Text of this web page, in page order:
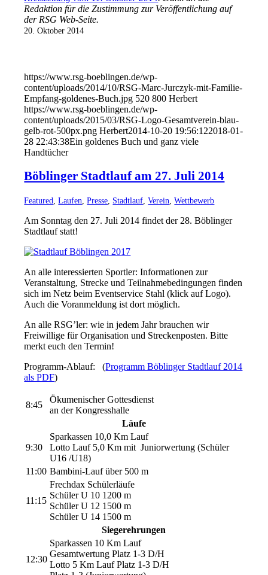
Redaktion für die Zustimmung zur Veröffentlichung auf
der RSG Web-Seite.
20. Oktober 2014
https://www.rsg-boeblingen.de/wp-
content/uploads/2014/10/RSG-Marc-Jurczyk-mit-Familie-
Empfang-goldenes-Buch.jpg 520 800 Herbert
https://www.rsg-boeblingen.de/wp-
content/uploads/2015/03/RSG-Logo-Gesamtverein-blau-
gelb-rot-500px.png Herbert2014-10-20 19:56:122018-01-
28 22:43:38Ein goldenes Buch und ganz viele
Handtücher
Böblinger Stadtlauf am 27. Juli 2014
Featured ,Laufen ,Presse Stadtlauf ,Verein ,Wettbewerb
Am Sonntag den 27. Juli 2014 findet der 28. Böblinger
Stadtlauf statt!
An alle interessierten Sportler: Informationen zur
Veranstaltung, Strecke und Teilnahmebedingungen finden
sich im Netz beim Eventservice Stahl (klick auf Logo).
Auch die Voranmeldung ist dort möglich.
An alle RSG’ler: wie in jedem Jahr brauchen wir
Freiwillige für Organisation und Streckenposten. Bitte
merkt euch den Termin!
Programm-Ablauf: (Programm Böblinger Stadtlauf 2014
als PDF)
8:45
Ökumenischer Gottesdienst
an der Kongresshalle
Läufe
9:30
Sparkassen 10,0 Km Lauf
Lotto Lauf 5,0 Km mit Juniorwertung (Schüler
U16 /U18)
11:00 Bambini-Lauf über 500 m
11:15
Frechdax Schülerläufe
Schüler U 10 1200 m
Schüler U 12 1500 m
Schüler U 14 1500 m
Siegerehrungen
12:30
Sparkassen 10 Km Lauf
Gesamtwertung Platz 1-3 D/H
Lotto 5 Km Lauf Platz 1-3 D/H